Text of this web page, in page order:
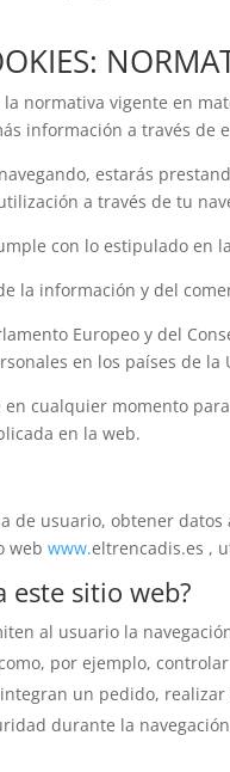
normativa vigente en
información a través de
estarás
a través de tu
con lo estipulado en
la información y del
Europeo y del
en los países de la
cualquier momento
en la web.
de usuario, obtener
webwww.eltrencadis.es ,
este sitio web?
al usuario la
por ejemplo,
un pedido,
durante la